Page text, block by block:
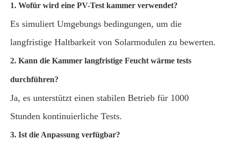
1. Wofür wird eine PV-Test kammer verwendet?
Es simuliert Umgebungs bedingungen, um die
langfristige Haltbarkeit von Solarmodulen zu bewerten.
2. Kann die Kammer langfristige Feucht wärme tests
durchführen?
Ja, es unterstützt einen stabilen Betrieb für 1000
Stunden kontinuierliche Tests.
3. Ist die Anpassung verfügbar?